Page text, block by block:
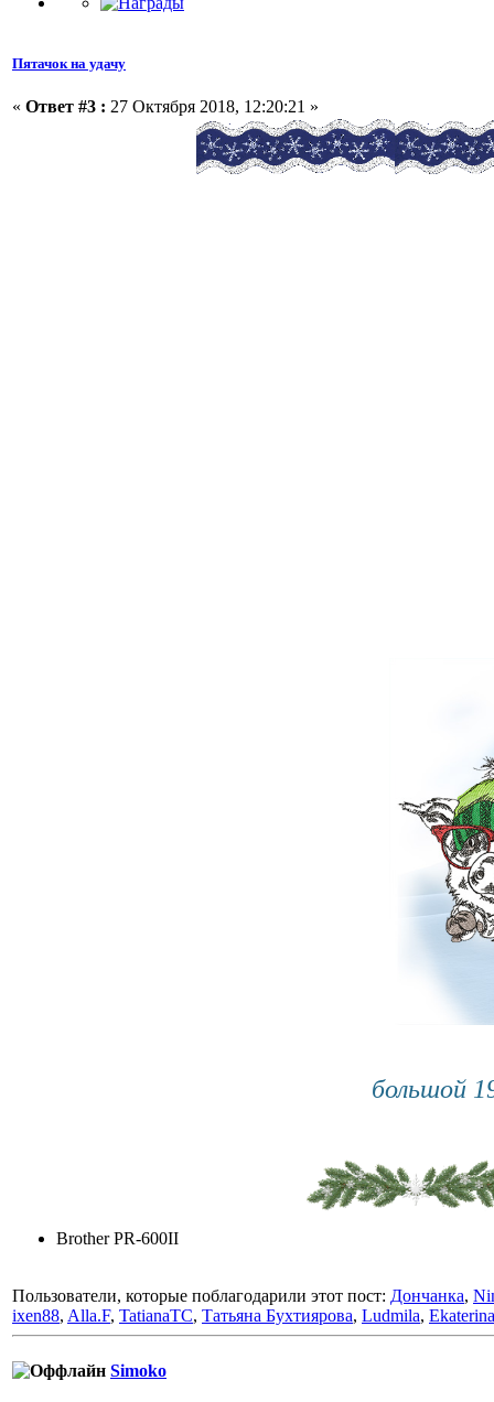
Пятачок на удачу
« Ответ #3 : 27 Октября 2018, 12:20:21 »
большой
Brother PR-600II
Пользователи, которые поблагодарили этот пост: Дончанка,
ixen88, Alla.F, TatianaTC, Татьяна Бухтиярова, Ludmila,
Simoko